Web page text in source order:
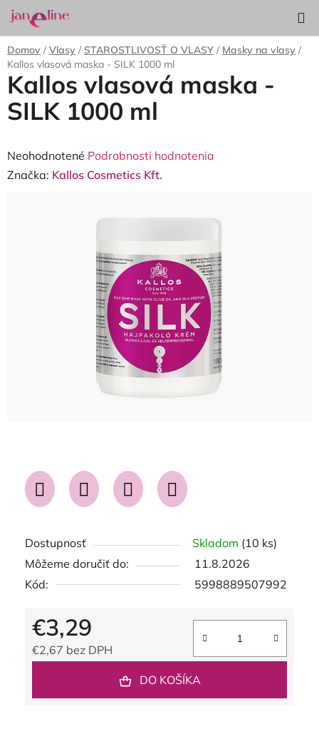
Prejsť
na
obsah
KOŠÍK
Domov / Vlasy / STAROSTLIVOSŤ O VLASY / Masky na vlasy /
Kallos vlasová maska - SILK 1000 ml
Dostupnosť Skladom (10 ks)
Môžeme doručiť do:
11.8.2026
Kód:
5998889507992
€3,29
€2,67 bez DPH
DO KOŠÍKA
Kallos vlasová maska -
SILK 1000 ml
Priemerné
hodnotenie
Neohodnotené Podrobnosti hodnotenia
Značka: Kallos Cosmetics Kft.